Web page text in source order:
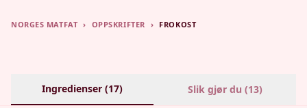
NORGES MATFAT › OPPSKRIFTER › FROKOST
Ingredienser (17) Slik gjør du (13)